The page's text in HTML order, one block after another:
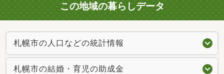
この地域の暮らしデータ
札幌市の人口などの統計情報
札幌市の結婚・育児の助成金